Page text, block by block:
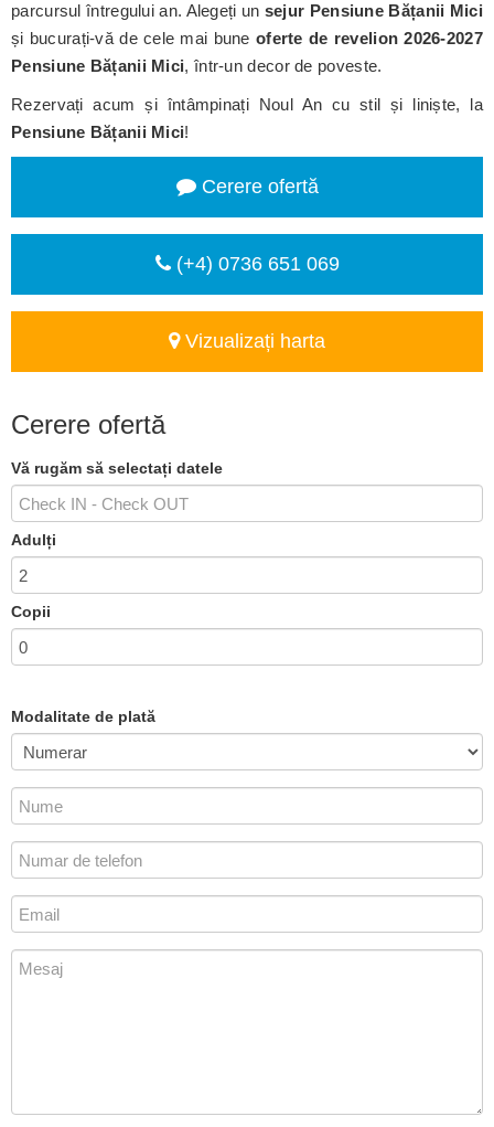
parcursul întregului an. Alegeți un sejur Pensiune Bățanii Mici
și bucurați-vă de cele mai bune oferte de revelion 2026-2027
Pensiune Bățanii Mici, într-un decor de poveste.
Rezervați acum și întâmpinați Noul An cu stil și liniște, la
Pensiune Bățanii Mici!
Cerere ofertă
(+4) 0736 651 069
Vizualizați harta
Cerere ofertă
Vă rugăm să selectați datele
Adulți
Copii
Modalitate de plată